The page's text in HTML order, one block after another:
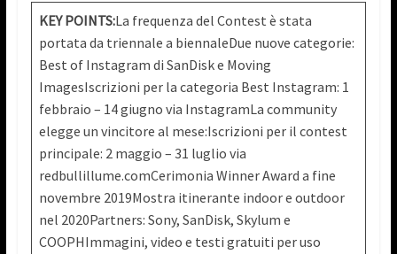
KEY POINTS:La frequenza del Contest è stata
portata da triennale a biennaleDue nuove categorie:
Best of Instagram di SanDisk e Moving
ImagesIscrizioni per la categoria Best Instagram: 1
febbraio – 14 giugno via InstagramLa community
elegge un vincitore al mese:Iscrizioni per il contest
principale: 2 maggio – 31 luglio via
redbullillume.comCerimonia Winner Award a fine
novembre 2019Mostra itinerante indoor e outdoor
nel 2020Partners: Sony, SanDisk, Skylum e
COOPHImmagini, video e testi gratuiti per uso